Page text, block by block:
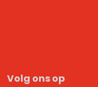
Volg ons op